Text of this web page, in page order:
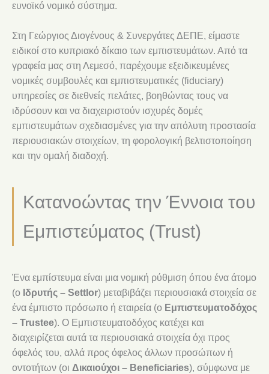
ευνοϊκό νομικό σύστημα.
Στη Γεώργιος Διογένους & Συνεργάτες ΔΕΠΕ, είμαστε
ειδικοί στο κυπριακό δίκαιο των εμπιστευμάτων. Από τα
γραφεία μας στη Λεμεσό, παρέχουμε εξειδικευμένες
νομικές συμβουλές και εμπιστευματικές (fiduciary)
υπηρεσίες σε διεθνείς πελάτες, βοηθώντας τους να
ιδρύσουν και να διαχειριστούν ισχυρές δομές
εμπιστευμάτων σχεδιασμένες για την απόλυτη προστασία
περιουσιακών στοιχείων, τη φορολογική βελτιστοποίηση
και την ομαλή διαδοχή.
Κατανοώντας την Έννοια του
Εμπιστεύματος (Trust)
Ένα εμπίστευμα είναι μια νομική ρύθμιση όπου ένα άτομο
(ο Ιδρυτής – Settlor) μεταβιβάζει περιουσιακά στοιχεία σε
ένα έμπιστο πρόσωπο ή εταιρεία (ο Εμπιστευματοδόχος
– Trustee). Ο Εμπιστευματοδόχος κατέχει και
διαχειρίζεται αυτά τα περιουσιακά στοιχεία όχι προς
όφελός του, αλλά προς όφελος άλλων προσώπων ή
οντοτήτων (οι Δικαιούχοι – Beneficiaries), σύμφωνα με